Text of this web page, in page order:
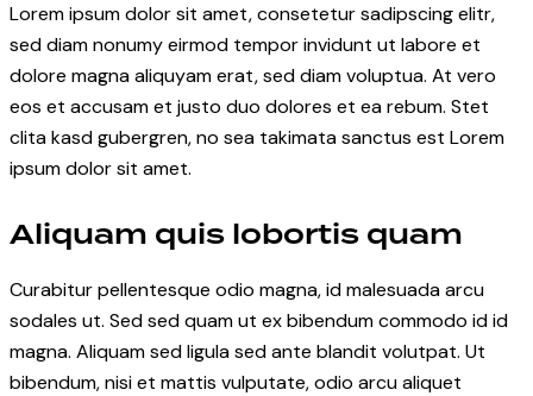
Lorem ipsum dolor sit amet, consetetur sadipscing elitr,
sed diam nonumy eirmod tempor invidunt ut labore et
dolore magna aliquyam erat, sed diam voluptua. At vero
eos et accusam et justo duo dolores et ea rebum. Stet
clita kasd gubergren, no sea takimata sanctus est Lorem
ipsum dolor sit amet.
Aliquam quis lobortis quam
Curabitur pellentesque odio magna, id malesuada arcu
sodales ut. Sed sed quam ut ex bibendum commodo id id
magna. Aliquam sed ligula sed ante blandit volutpat. Ut
bibendum, nisi et mattis vulputate, odio arcu aliquet